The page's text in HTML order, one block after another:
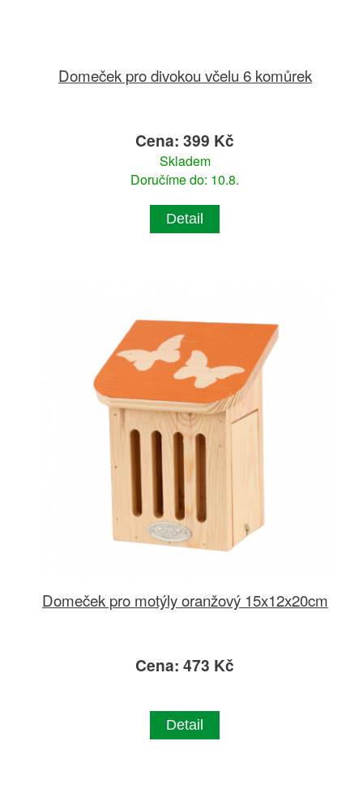
Domeček pro divokou včelu 6 komůrek
Cena: 399 Kč
Skladem
Doručíme do: 10.8.
Detail
Domeček pro motýly oranžový 15x12x20cm
Cena: 473 Kč
Detail